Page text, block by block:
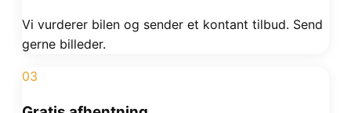
Vi vurderer bilen og sender et kontant tilbud. Send
gerne billeder.
03